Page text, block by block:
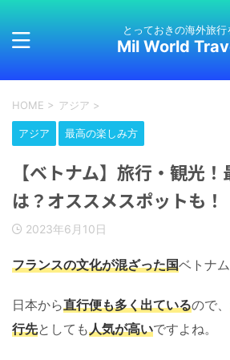
とっておきの海外旅行
Mil World
HOME > アジア >
アジア 最高の楽しみ方
【ベトナム】旅行・観光
は？オススメスポットも！
2023年6月10日
フランスの文化が混ざった国ベトナム
日本から直行便も多く出ているので、
行先としても人気が高いですよね。